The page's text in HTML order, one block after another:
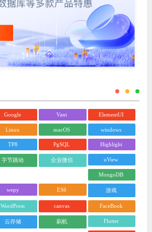
Google Vant ElementUI
Linux macOS windows
TP8 PgSQL Highlight
字节跳动 企业微信 uView
MongoDB
wepy ES6 游戏
WordPress canvas FaceBook
云存储 刷机 Flutter